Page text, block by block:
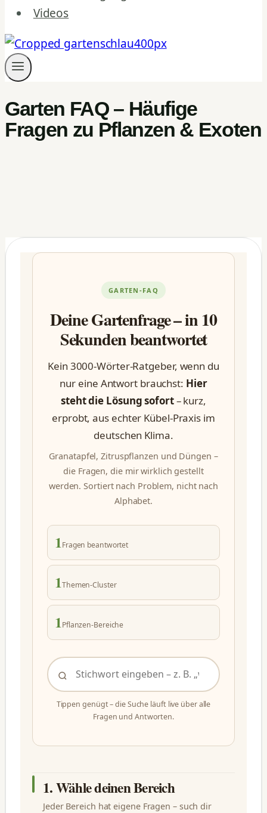
Videos
Garten FAQ – Häufige
Fragen zu Pflanzen & Exoten
GARTEN-FAQ
Deine Gartenfrage – in 10
Sekunden beantwortet
Kein 3000-Wörter-Ratgeber, wenn du
nur eine Antwort brauchst: Hier
steht die Lösung sofort– kurz,
erprobt, aus echter Kübel-Praxis im
deutschen Klima.
Granatapfel, Zitruspflanzen und Düngen –
die Fragen, die mir wirklich gestellt
werden. Sortiert nach Problem, nicht nach
Alphabet.
1Fragen beantwortet
1Themen-Cluster
1Pflanzen-Bereiche
Tippen genügt – die Suche läuft live über alle
Fragen und Antworten.
1. Wähle deinen Bereich
Jeder Bereich hat eigene Fragen – such dir